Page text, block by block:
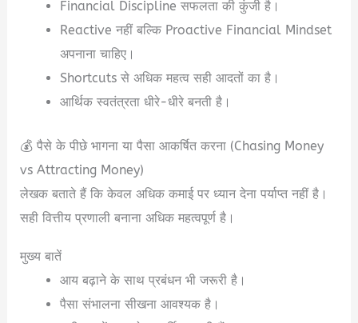
Financial Discipline सफलता की कुंजी है।
Reactive नहीं बल्कि Proactive Financial Mindset
अपनाना चाहिए।
Shortcuts से अधिक महत्व सही आदतों का है।
आर्थिक स्वतंत्रता धीरे-धीरे बनती है।
💰 पैसे के पीछे भागना या पैसा आकर्षित करना (Chasing Money
vs Attracting Money)
लेखक बताते हैं कि केवल अधिक कमाई पर ध्यान देना पर्याप्त नहीं है।
सही वित्तीय प्रणाली बनाना अधिक महत्वपूर्ण है।
मुख्य बातें
आय बढ़ाने के साथ प्रबंधन भी जरूरी है।
पैसा संभालना सीखना आवश्यक है।